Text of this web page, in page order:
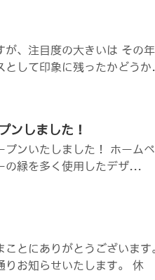
、注目度の大きいは その
して印象に残ったかどうか
ンしました！
ンいたしました！ ホーム
緑を多く使用したデザ...
とにありがとうございます
りお知らせいたします。 休